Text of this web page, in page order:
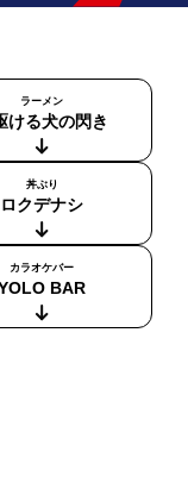
ラーメン
ける犬の閃き
丼ぶり
ロクデナシ
カラオケバー
BAR